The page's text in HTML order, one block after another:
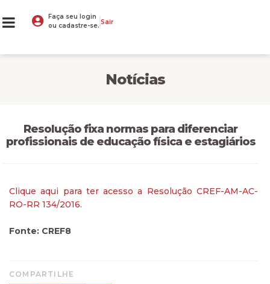
Faça seu login
ou cadastre-se. Sair
Notícias
Resolução fixa normas para diferenciar
profissionais de educação física e estagiários
Clique aqui para ter acesso a Resolução CREF-AM-AC-
RO-RR 134/2016.
Fonte: CREF8
COMPARTILHE